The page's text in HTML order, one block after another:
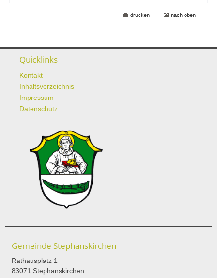
drucken nach oben
Quicklinks
Kontakt
Inhaltsverzeichnis
Impressum
Datenschutz
Gemeinde Stephanskirchen
Rathausplatz 1
83071 Stephanskirchen